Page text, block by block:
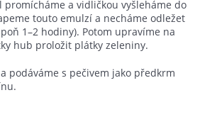
promícháme a vidličkou vyšleháme do
touto emulzí a necháme odležet
1–2 hodiny). Potom upravíme na
hub proložit plátky zeleniny.
podáváme s pečivem jako předkrm